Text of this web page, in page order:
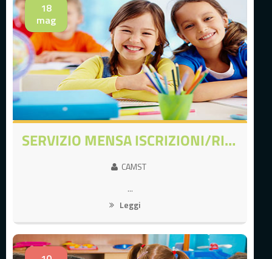
18
mag
SERVIZIO MENSA ISCRIZIONI/RINNOVI ONLINE A.S. 2026/27
CAMST
...
Leggi